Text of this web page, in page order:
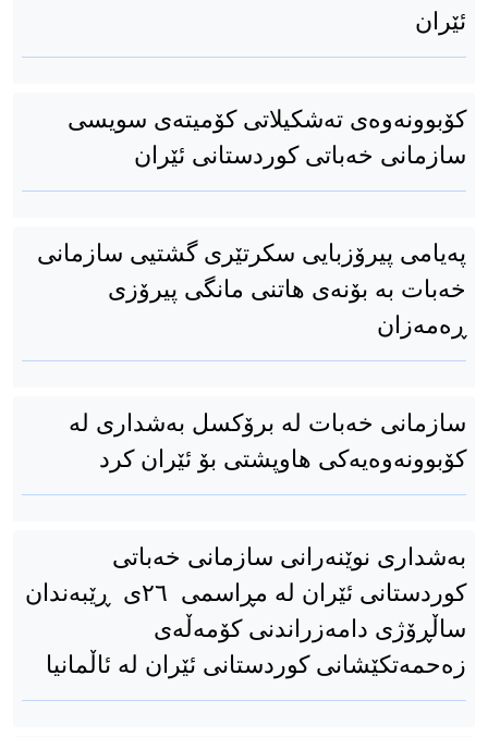
ئێران
کۆبوونەوەی تەشکیلاتی کۆمیتەی سویسی
سازمانی خەباتی کوردستانی ئێران
پەیامی پیرۆزبایی سکرتێری گشتیی سازمانی
خەبات بە بۆنەی هاتنی مانگی پیرۆزی
ڕەمەزان
سازمانی خەبات لە برۆکسل بەشداری لە
کۆبوونەوەیەکی هاوپشتی بۆ ئێران کرد
بەشداری نوێنەرانی سازمانی خەباتی
کوردستانی ئێران لە مڕاسمی ٢٦ی ڕێبەندان
ساڵڕۆژی دامەزراندنی کۆمەڵەی
زەحمەتکێشانی کوردستانی ئێران لە ئاڵمانیا